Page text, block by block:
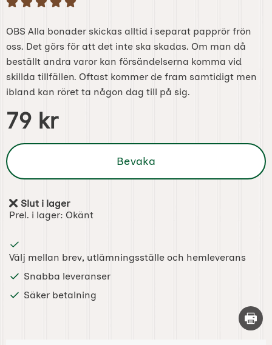
OBS Alla bonader skickas alltid i separat papprör frön
oss. Det görs för att det inte ska skadas. Om man då
beställt andra varor kan försändelserna komma vid
skillda tillfällen. Oftast kommer de fram samtidigt men
ibland kan röret ta någon dag till på sig.
Handla denna produkt Påskbonad Barn med kycklingkorg
pris
79 kr
Bevaka
Tillgänglighet:
Slut i lager
Prel. i lager: Okänt
Välj mellan brev, utlämningsställe och hemleverans
Snabba leveranser
Säker betalning
Skriv